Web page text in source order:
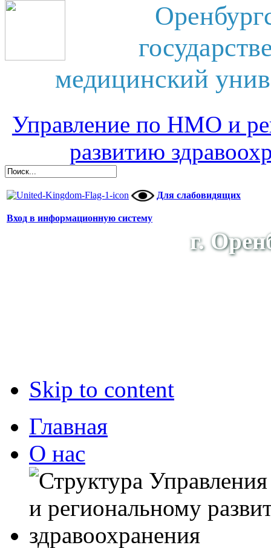
медицинский
Управление по НМО и
развитию
Для слабовидящих
Вход в информационную систему
г.
Skip to content
Главная
О нас